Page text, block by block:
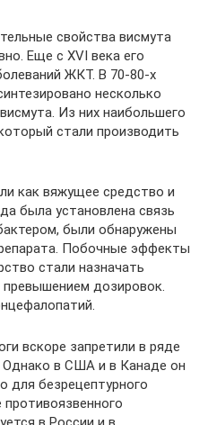
свойства висмута
Еще с XVI века его
ЖКТ. В 70-80-х
несколько
Из них наибольшего
стали производить
как вяжущее средство и
была установлена связь
были обнаружены
Побочные эффекты
стали назначать
дозировок.
вскоре запретили в ряде
Однако в США и в Канаде он
для безрецептурного